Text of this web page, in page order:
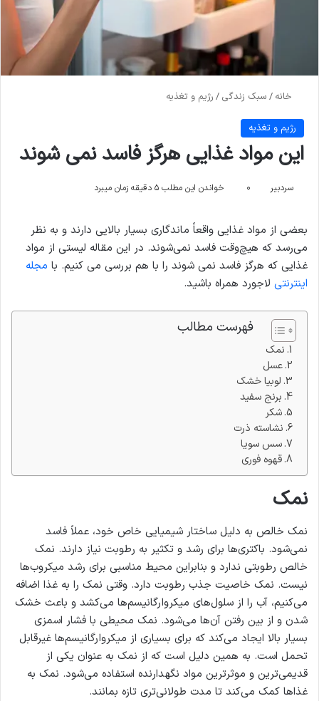
خانه / سبک زندگی / رژیم و تغذیه
رژیم و تغذیه
این مواد غذایی هرگز فاسد نمی شوند
سردبیر ۰ خواندن این مطلب ۵ دقیقه زمان میبرد
بعضی از مواد غذایی واقعاً ماندگاری بسیار بالایی دارند و به نظر
می‌رسد که هیچ‌وقت فاسد نمی‌شوند. در این مقاله لیستی از مواد
غذایی که هرگز فاسد نمی شوند را با هم بررسی می کنیم. با مجله
اینترنتی لاجورد همراه باشید.
فهرست مطالب
نمک
عسل
لوبیا خشک
برنج سفید
شکر
نشاسته ذرت
سس سویا
قهوه فوری
نمک
نمک خالص به دلیل ساختار شیمیایی خاص خود، عملاً فاسد
نمی‌شود. باکتری‌ها برای رشد و تکثیر به رطوبت نیاز دارند. نمک
خالص رطوبتی ندارد و بنابراین محیط مناسبی برای رشد میکروب‌ها
نیست. نمک خاصیت جذب رطوبت دارد. وقتی نمک را به غذا اضافه
می‌کنیم، آب را از سلول‌های میکروارگانیسم‌ها می‌کشد و باعث خشک
شدن و از بین رفتن آن‌ها می‌شود. نمک محیطی با فشار اسمزی
بسیار بالا ایجاد می‌کند که برای بسیاری از میکروارگانیسم‌ها غیرقابل
تحمل است. به همین دلیل است که از نمک به عنوان یکی از
قدیمی‌ترین و موثرترین مواد نگهدارنده استفاده می‌شود. نمک به
غذاها کمک می‌کند تا مدت طولانی‌تری تازه بمانند.